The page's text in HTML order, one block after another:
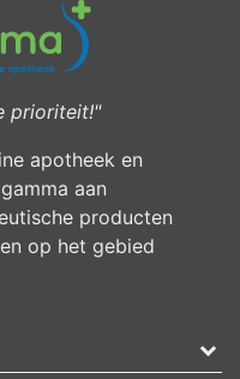
prioriteit!"
apotheek en
aan
producten
op het gebied